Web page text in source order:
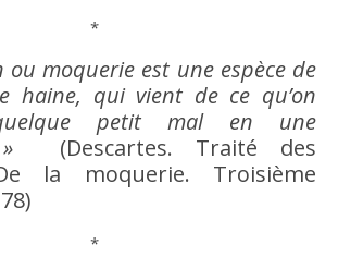
*
moquerie est une espèce de
haine, qui vient de ce qu’on
petit malen une
(Descartes. Traité des
la moquerie. Troisième
*